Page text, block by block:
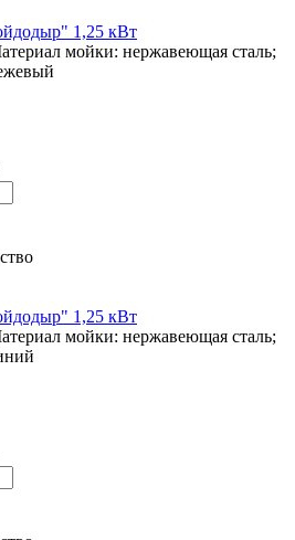
1,25 кВт
мойки: нержавеющая сталь;
1,25 кВт
мойки: нержавеющая сталь;